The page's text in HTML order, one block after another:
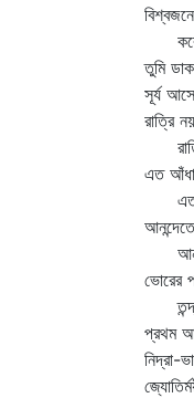
করে
তুমি
সূর্য
রাত্রি
এত
এতই
ভোরের
প্রথম
নিদ্রা-